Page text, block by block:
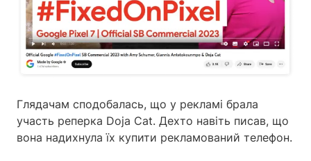
Глядачам сподобалась, що у рекламі брала
участь реперка Doja Cat. Дехто навіть писав, що
вона надихнула їх купити рекламований телефон.